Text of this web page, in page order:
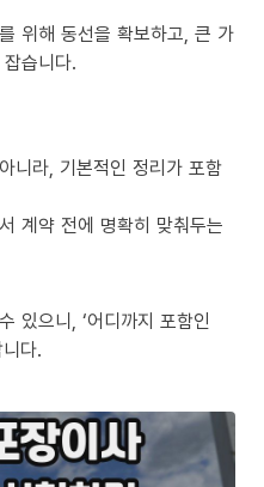
위해 동선을 확보하고, 큰 가
습니다.
니라, 기본적인 정리가 포함
계약 전에 명확히 맞춰두는
있으니, ‘어디까지 포함인
다.